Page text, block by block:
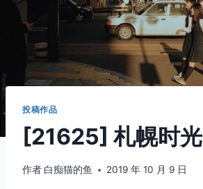
投稿作品
[21625] 札幌时光
作者 白痴猫的鱼 2019 年 10 月 9 日